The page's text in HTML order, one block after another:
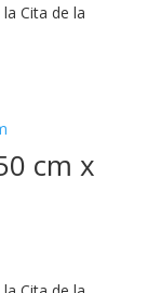
Cita de la
cm x